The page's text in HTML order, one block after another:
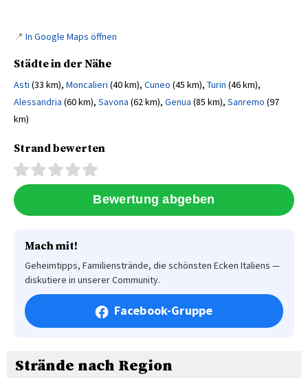
📍 In Google Maps öffnen
Städte in der Nähe
Asti (33 km), Moncalieri (40 km), Cuneo (45 km), Turin (46 km),
Alessandria (60 km), Savona (62 km), Genua (85 km), Sanremo (97
km)
Strand bewerten
Mach mit!
Geheimtipps, Familienstrände, die schönsten Ecken Italiens —
diskutiere in unserer Community.
Facebook-Gruppe
Strände nach Region